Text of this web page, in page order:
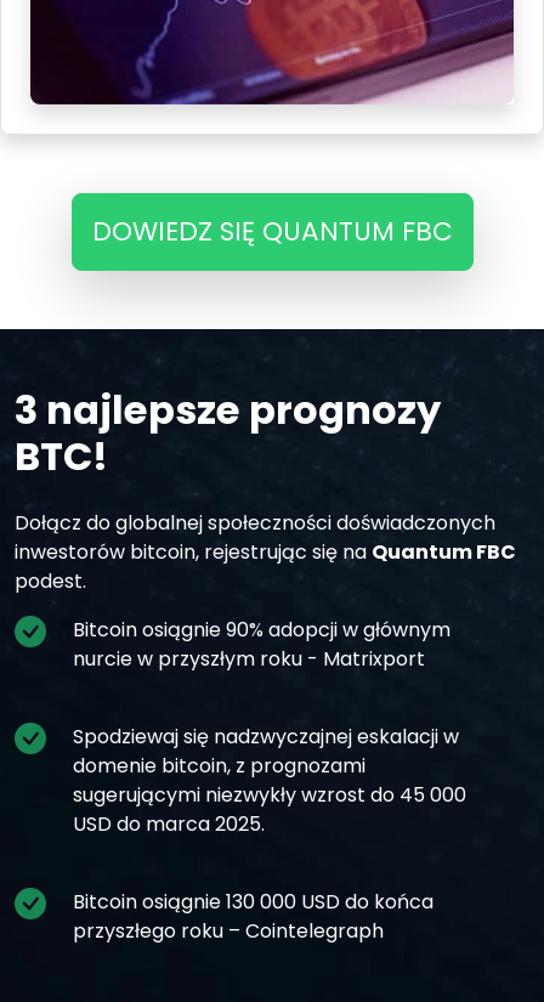
DOWIEDZ SIĘ QUANTUM FBC
3 najlepsze prognozy
BTC!
Dołącz do globalnej społeczności doświadczonych
inwestorów bitcoin, rejestrując się na Quantum FBC
podest.
Bitcoin osiągnie 90% adopcji w głównym
nurcie w przyszłym roku - Matrixport
Spodziewaj się nadzwyczajnej eskalacji w
domenie bitcoin, z prognozami
sugerującymi niezwykły wzrost do 45 000
USD do marca 2025.
Bitcoin osiągnie 130 000 USD do końca
przyszłego roku – Cointelegraph